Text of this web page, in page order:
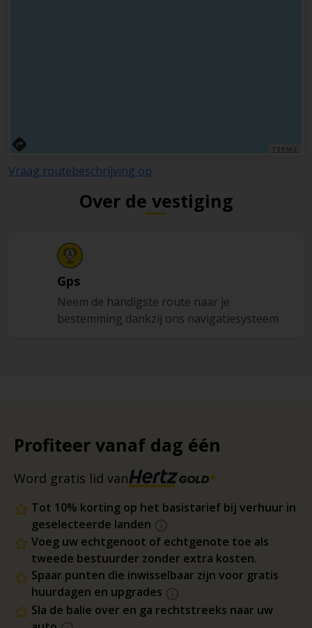
Vraag routebeschrijving op
Over de vestiging
Gps
Neem de handigste route naar je
bestemming dankzij ons navigatiesysteem
Profiteer vanaf dag één
Word gratis lid van
Tot 10% korting op het basistarief bij verhuur in
geselecteerde landen
Voeg uw echtgenoot of echtgenote toe als
tweede bestuurder zonder extra kosten.
Spaar punten die inwisselbaar zijn voor gratis
huurdagen en upgrades
Sla de balie over en ga rechtstreeks naar uw